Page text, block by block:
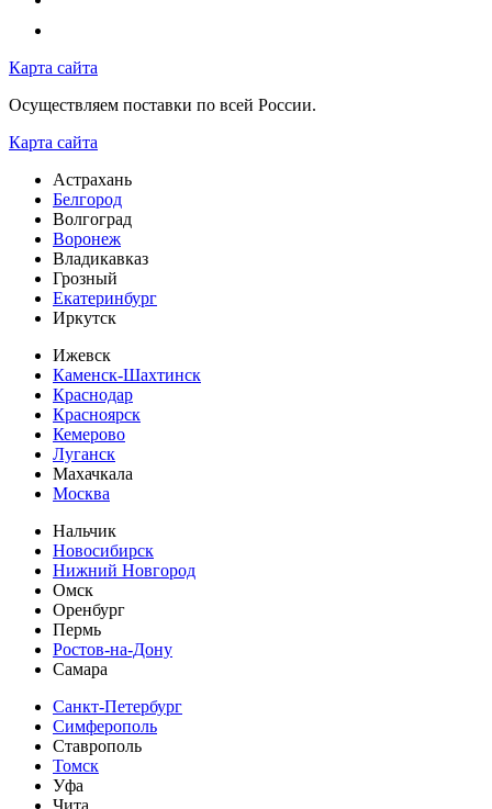
Карта сайта
Осуществляем поставки по всей России.
Карта сайта
Астрахань
Белгород
Волгоград
Воронеж
Владикавказ
Грозный
Екатеринбург
Иркутск
Ижевск
Каменск-Шахтинск
Краснодар
Красноярск
Кемерово
Луганск
Махачкала
Москва
Нальчик
Новосибирск
Нижний Новгород
Омск
Оренбург
Пермь
Ростов-на-Дону
Самара
Санкт-Петербург
Симферополь
Ставрополь
Томск
Уфа
Чита